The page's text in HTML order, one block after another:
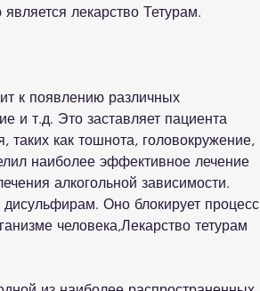
лекарство Тетурам.
к появлению различных
и т.д. Это заставляет пациента
таких как тошнота, головокружение,
наиболее эффективное лечение
алкогольной зависимости.
Оно блокирует процесс
человека,Лекарство тетурам